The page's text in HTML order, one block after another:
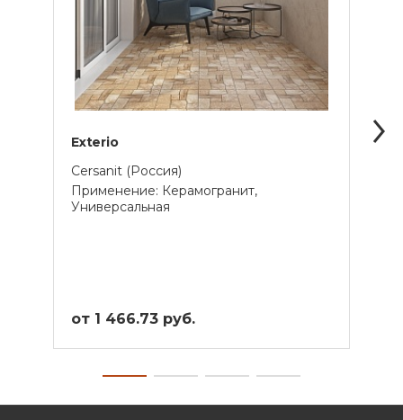
Exterio
Cersanit (Россия)
Применение: Керамогранит,
Универсальная
от 1 466.73 руб.